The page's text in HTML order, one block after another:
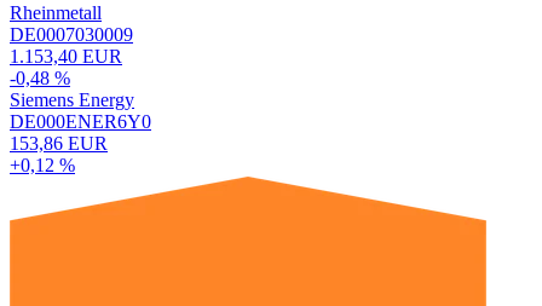
Rheinmetall
DE0007030009
1.153,40 EUR
-0,48 %
Siemens Energy
DE000ENER6Y0
153,86 EUR
+0,12 %